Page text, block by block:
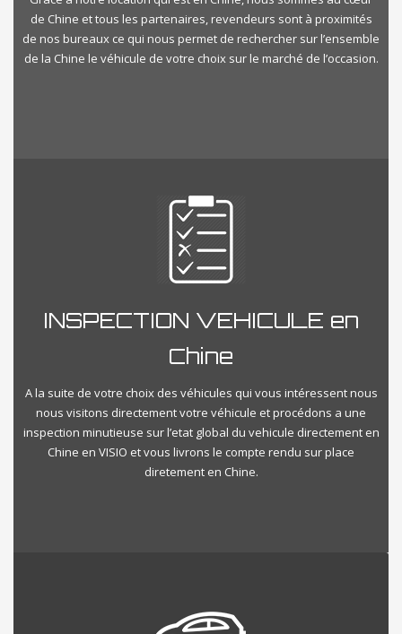
de Chine et tous les partenaires, revendeurs sont à proximités
de nos bureaux ce qui nous permet de rechercher sur l’ensemble
de la Chine le véhicule de votre choix sur le marché de l’occasion.
INSPECTION VEHICULE en
Chine
A la suite de votre choix des véhicules qui vous intéressent nous
nous visitons directement votre véhicule et procédons a une
inspection minutieuse sur l’etat global du vehicule directement en
Chine en VISIO et vous livrons le compte rendu sur place
diretement en Chine.